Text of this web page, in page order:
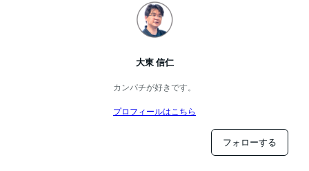
大東 信仁
カンパチが好きです。
プロフィールはこちら
フォローする